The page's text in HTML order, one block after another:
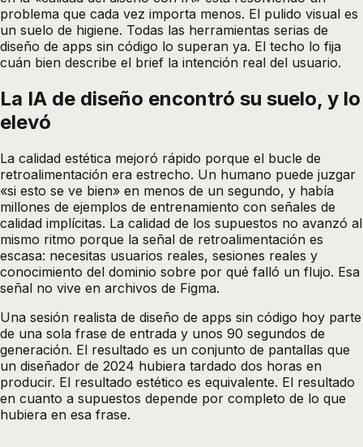
problema que cada vez importa menos. El pulido visual es
un suelo de higiene. Todas las herramientas serias de
diseño de apps sin código lo superan ya. El techo lo fija
cuán bien describe el brief la intención real del usuario.
La IA de diseño encontró su suelo, y lo
elevó
La calidad estética mejoró rápido porque el bucle de
retroalimentación era estrecho. Un humano puede juzgar
«si esto se ve bien» en menos de un segundo, y había
millones de ejemplos de entrenamiento con señales de
calidad implícitas. La calidad de los supuestos no avanzó al
mismo ritmo porque la señal de retroalimentación es
escasa: necesitas usuarios reales, sesiones reales y
conocimiento del dominio sobre por qué falló un flujo. Esa
señal no vive en archivos de Figma.
Una sesión realista de diseño de apps sin código hoy parte
de una sola frase de entrada y unos 90 segundos de
generación. El resultado es un conjunto de pantallas que
un diseñador de 2024 hubiera tardado dos horas en
producir. El resultado estético es equivalente. El resultado
en cuanto a supuestos depende por completo de lo que
hubiera en esa frase.